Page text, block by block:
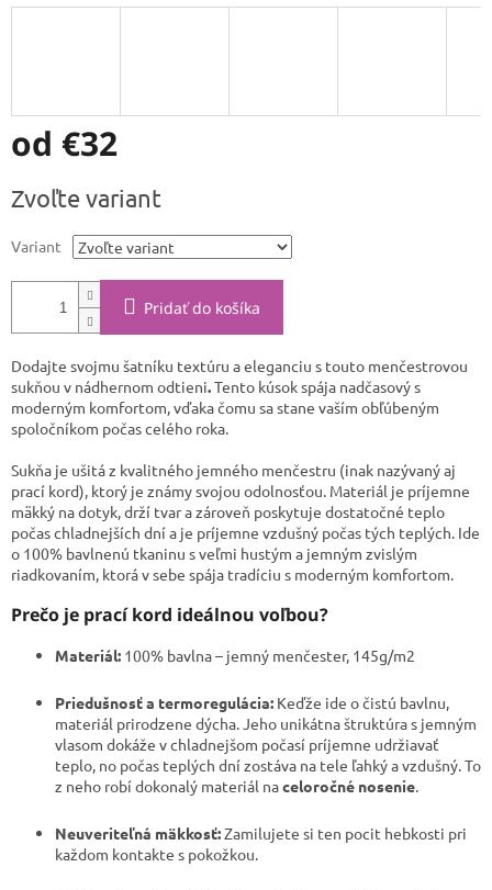
od €32
cena:
Zvoľte variant
Variant
Pridať do košíka
Dodajte svojmu šatníku textúru a eleganciu s touto menčestrovou
sukňou v nádhernom odtieni.Tento kúsok spája nadčasový s
moderným komfortom, vďaka čomu sa stane vaším obľúbeným
spoločníkom počas celého roka.
Sukňa je ušitá z kvalitného jemného menčestru (inak nazývaný aj
prací kord), ktorý je známy svojou odolnosťou. Materiál je príjemne
mäkký na dotyk, drží tvar a zároveň poskytuje dostatočné teplo
počas chladnejších dní a je príjemne vzdušný počas tých teplých. Ide
o 100% bavlnenú tkaninu s veľmi hustým a jemným zvislým
riadkovaním, ktorá v sebe spája tradíciu s moderným komfortom.
Prečo je prací kord ideálnou voľbou?
Materiál: 100% bavlna – jemný menčester, 145g/m2
Priedušnosťa termoregulácia: Keďže ide o čistú bavlnu,
materiál prirodzene dýcha. Jeho unikátna štruktúra s jemným
vlasom dokáže v chladnejšom počasí príjemne udržiavať
teplo, no počas teplých dní zostáva na tele ľahký a vzdušný. To
z neho robí dokonalý materiál naceloročné nosenie.
Neuveriteľná mäkkosť:Zamilujete si ten pocit hebkosti pri
každom kontakte s pokožkou.